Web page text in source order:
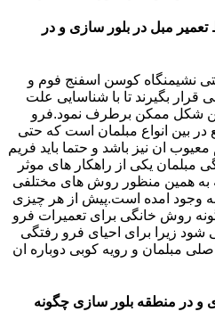
مبل در بلور سازی و در
نشیمنگاه کوسن اسفنج فوم و
بگیرند تا با شناسایی علت
شکل ممکن برطرف نمود.فرو
بین انواع مبلمان است که حتی
ان نیز باشد و حتما باید فریم
مبلمان یکی از راهکار های موثر
به همین منظور روش های مختلفی
وجود امده است.پیش از هر چیزی
روش خانگی برای تعمیرات فرو
زیرا برای احیای فرو رفتگی
مبلمان و رویه کوبی دوباره ان
و در منطقه بلور سازی چگونه